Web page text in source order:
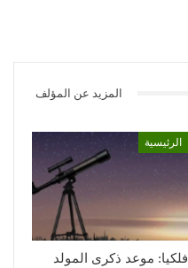
المزيد عن المؤلف
الرئيسية
فلكيا: موعد ذكرى المولد